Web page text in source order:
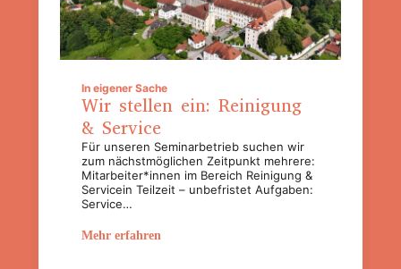
In eigener Sache
Wir stellen ein: Reinigung
& Service
Für unseren Seminarbetrieb suchen wir
zum nächstmöglichen Zeitpunkt mehrere:
Mitarbeiter*innen im Bereich Reinigung &
Servicein Teilzeit – unbefristet Aufgaben:
Service…
Mehr erfahren